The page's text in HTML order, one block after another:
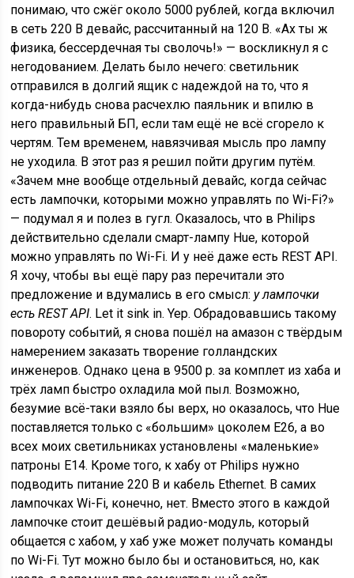
понимаю, что сжёг около 5000 рублей, когда включил
в сеть 220 В девайс, рассчитанный на 120 В. «Ах ты ж
физика, бессердечная ты сволочь!» — воскликнул я с
негодованием. Делать было нечего: светильник
отправился в долгий ящик с надеждой на то, что я
когда-нибудь снова расчехлю паяльник и впилю в
него правильный БП, если там ещё не всё сгорело к
чертям. Тем временем, навязчивая мысль про лампу
не уходила. В этот раз я решил пойти другим путём.
«Зачем мне вообще отдельный девайс, когда сейчас
есть лампочки, которыми можно управлять по Wi-Fi?»
— подумал я и полез в гугл. Оказалось, что в Philips
действительно сделали смарт-лампу Hue, которой
можно управлять по Wi-Fi. И у неё даже есть REST API.
Я хочу, чтобы вы ещё пару раз перечитали это
предложение и вдумались в его смысл: у лампочки
есть REST API. Let it sink in. Yep. Обрадовавшись такому
повороту событий, я снова пошёл на амазон с твёрдым
намерением заказать творение голландских
инженеров. Однако цена в 9500 р. за комплет из хаба и
трёх ламп быстро охладила мой пыл. Возможно,
безумие всё-таки взяло бы верх, но оказалось, что Hue
поставляется только с «большим» цоколем E26, а во
всех моих светильниках установлены «маленькие»
патроны E14. Кроме того, к хабу от Philips нужно
подводить питание 220 В и кабель Ethernet. В самих
лампочках Wi-Fi, конечно, нет. Вместо этого в каждой
лампочке стоит дешёвый радио-модуль, который
общается с хабом, у хаб уже может получать команды
по Wi-Fi. Тут можно было бы и остановиться, но, как